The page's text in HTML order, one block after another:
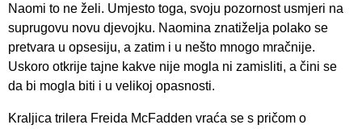
Naomi to ne želi. Umjesto toga, svoju pozornost usmjeri na
suprugovu novu djevojku. Naomina znatiželja polako se
pretvara u opsesiju, a zatim i u nešto mnogo mračnije.
Uskoro otkrije tajne kakve nije mogla ni zamisliti, a čini se
da bi mogla biti i u velikoj opasnosti.
Kraljica trilera Freida McFadden vraća se s pričom o